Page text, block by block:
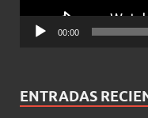
00:00
ENTRADAS